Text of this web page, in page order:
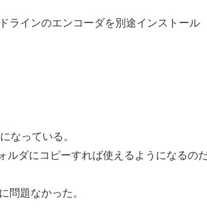
ラインのエンコーダを別途インストール
なっている。
ルダにコピーすれば使えるようになるの
問題なかった。